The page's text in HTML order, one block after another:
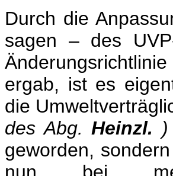
Durch die
sagen – des
ergab, ist es
die
des Abg.Heinzl. )
geworden,